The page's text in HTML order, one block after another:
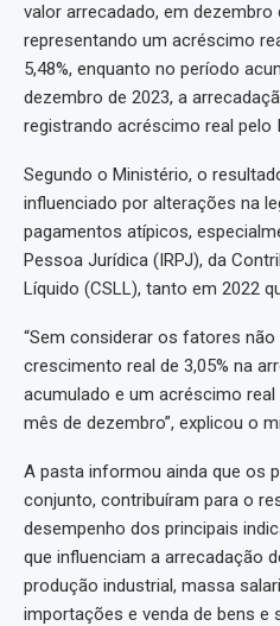
valor arrecadado, em dezembro
representando um acréscimo
5,48%, enquanto no período
dezembro de 2023, a
registrando acréscimo real pelo
Segundo o Ministério, o
influenciado por alterações na
pagamentos atípicos,
Pessoa Jurídica (IRPJ), da
Líquido (CSLL), tanto em 2022
“Sem considerar os fatores
crescimento real de 3,05% na
acumulado e um acréscimo real
mês de dezembro”, explicou o
A pasta informou ainda que os
conjunto, contribuíram para o
desempenho dos principais
que influenciam a arrecadação
produção industrial, massa
importações e venda de bens e